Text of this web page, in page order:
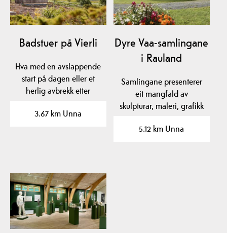
Badstuer på Vierli
Hva med en avslappende
start på dagen eller et
herlig avbrekk etter
3.67 km Unna
Dyre Vaa-samlingane
i Rauland
Samlingane presenterer
eit mangfald av
skulpturar, maleri, grafikk
5.12 km Unna